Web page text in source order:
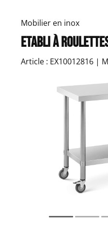
Mobilier en inox
Etabli à roulettes
Article : EX10012816 |